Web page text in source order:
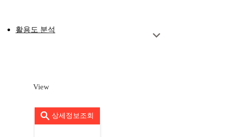
활용도 분석
View
상세정보조회